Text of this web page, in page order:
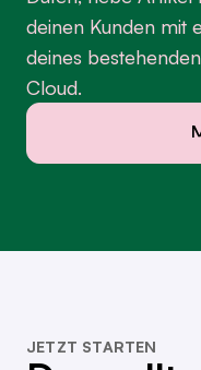
deinen Kunden mit
deines
Cloud.
JETZT STARTEN